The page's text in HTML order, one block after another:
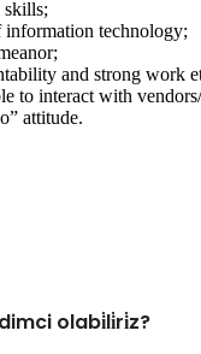
skills;
information technology;
and strong work
to interact with
attitude.
olabi̇li̇ri̇z?